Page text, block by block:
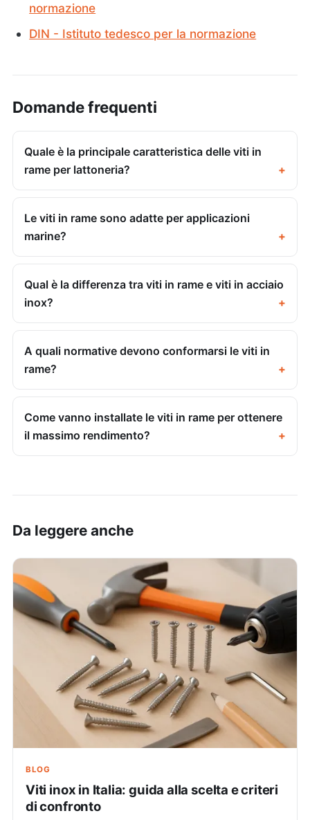
normazione
DIN - Istituto tedesco per la normazione
Domande frequenti
Quale è la principale caratteristica delle viti in
rame per lattoneria?
Le viti in rame sono adatte per applicazioni
marine?
Qual è la differenza tra viti in rame e viti in acciaio
inox?
A quali normative devono conformarsi le viti in
rame?
Come vanno installate le viti in rame per ottenere
il massimo rendimento?
Da leggere anche
BLOG
Viti inox in Italia: guida alla scelta e criteri
di confronto